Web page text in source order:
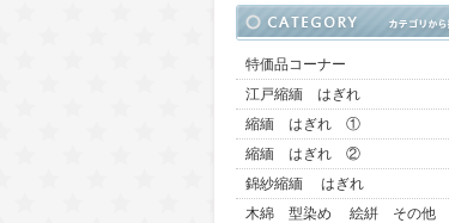
特価品コーナー
江戸縮緬 はぎれ
縮緬 はぎれ ①
縮緬 はぎれ ②
錦紗縮緬 はぎれ
木綿 型染め 絵絣 その他